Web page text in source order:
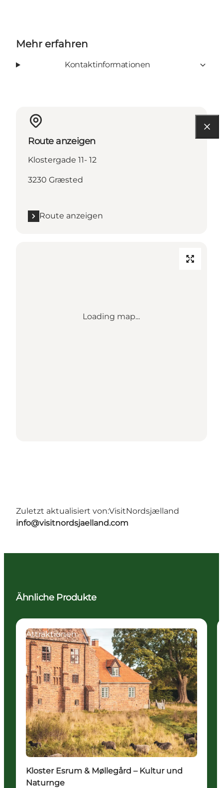
Mehr erfahren
Kontaktinformationen
Route anzeigen
Klostergade 11- 12
3230 Græsted
Route anzeigen
Loading map...
Zuletzt aktualisiert von:VisitNordsjælland
info@visitnordsjaelland.com
Ähnliche Produkte
Attraktionen
Kloster Esrum & Møllegård – Kultur und
Naturnge